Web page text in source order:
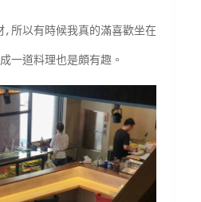
,所以有時候我真的滿喜歡坐在
一道料理也是頗有趣。